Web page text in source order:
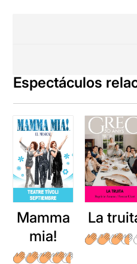
Espectáculos
Mamma
mia!
La